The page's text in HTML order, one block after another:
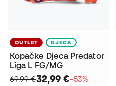
OUTLET DJECA
Kopačke Djeca Predator
Liga L FG/MG
69,99 €32,99 €−53%